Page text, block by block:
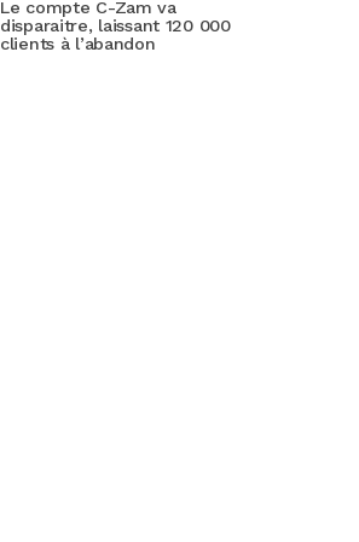
Le compte C-Zam va
disparaitre, laissant 120 000
clients à l’abandon